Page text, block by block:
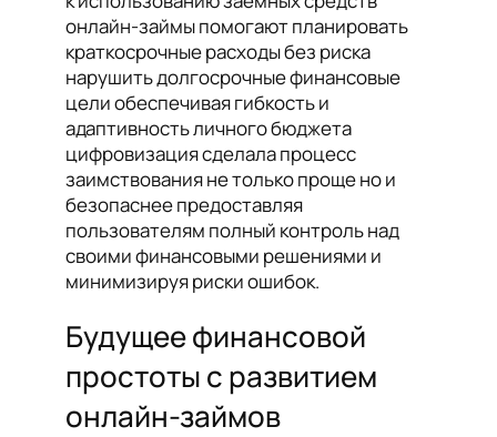
онлайн-займы помогают планировать
краткосрочные расходы без риска
нарушить долгосрочные финансовые
цели обеспечивая гибкость и
адаптивность личного бюджета
цифровизация сделала процесс
заимствования не только проще но и
безопаснее предоставляя
пользователям полный контроль над
своими финансовыми решениями и
минимизируя риски ошибок.
Будущее финансовой
простоты с развитием
онлайн-займов